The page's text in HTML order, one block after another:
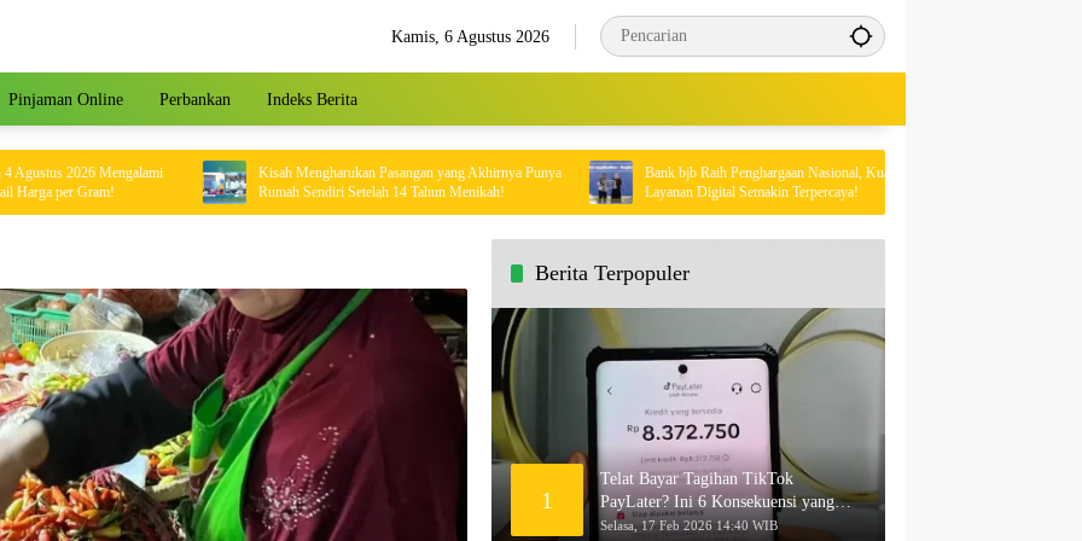
Kamis, 6 Agustus 2026
Pinjaman Online Perbankan Indeks Berita
2026 Mengalami
per Gram!
Kisah Mengharukan Pasangan yang Akhirnya Punya
Rumah Sendiri Setelah 14 Tahun Menikah!
Bank bjb Raih Penghargaan Nasional, Kualitas
Layanan Digital Semakin Terpercaya!
Berita Terpopuler
1
Telat Bayar Tagihan TikTok
PayLater? Ini 6 Konsekuensi yang
Akan Terjadi
Selasa, 17 Feb 2026 14:40 WIB